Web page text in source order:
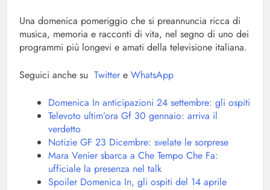
Una domenica pomeriggio che si preannuncia ricca di
musica, memoria e racconti di vita, nel segno di uno dei
programmi più longevi e amati della televisione italiana.
Seguici anche su Twitter e WhatsApp
Domenica In anticipazioni 24 settembre: gli ospiti
Televoto ultim’ora Gf 30 gennaio: arriva il
verdetto
Notizie GF 23 Dicembre: svelate le sorprese
Mara Venier sbarca a Che Tempo Che Fa:
ufficiale la presenza nel talk
Spoiler Domenica In, gli ospiti del 14 aprile